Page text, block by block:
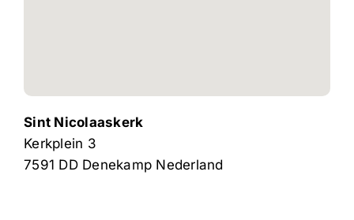
Sint Nicolaaskerk
Kerkplein 3
7591 DD Denekamp Nederland